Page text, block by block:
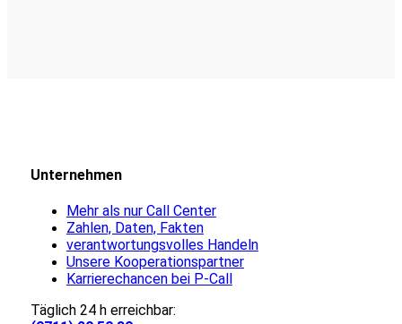
Unternehmen
Mehr als nur Call Center
Zahlen, Daten, Fakten
verantwortungsvolles Handeln
Unsere Kooperationspartner
Karrierechancen bei P-Call
Täglich 24 h erreichbar: